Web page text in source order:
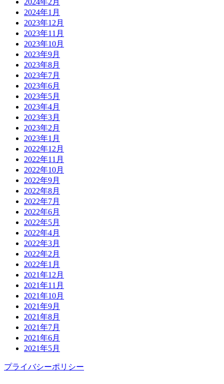
2024年1月
2023年12月
2023年11月
2023年10月
2023年9月
2023年8月
2023年7月
2023年6月
2023年5月
2023年4月
2023年3月
2023年2月
2023年1月
2022年12月
2022年11月
2022年10月
2022年9月
2022年8月
2022年7月
2022年6月
2022年5月
2022年4月
2022年3月
2022年2月
2022年1月
2021年12月
2021年11月
2021年10月
2021年9月
2021年8月
2021年7月
2021年6月
2021年5月
プライバシーポリシー